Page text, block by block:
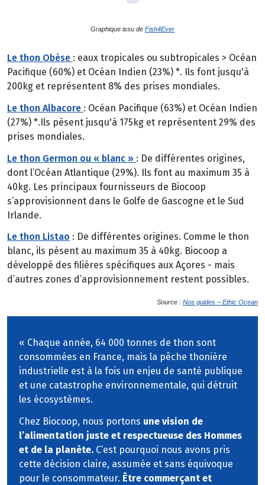
Graphique issu de Fish4Ever
Le thon Obèse : eaux tropicales ou subtropicales > Océan
Pacifique (60%) et Océan Indien (23%) *. Ils font jusqu'à
200kg et représentent 8% des prises mondiales.
Le thon Albacore : Océan Pacifique (63%) et Océan Indien
(27%) *.Ils pèsent jusqu'à 175kg et représentent 29% des
prises mondiales.
Le thon Germon ou « blanc » : De différentes origines,
dont l’Océan Atlantique (29%). Ils font au maximum 35 à
40kg. Les principaux fournisseurs de Biocoop
s’approvisionnent dans le Golfe de Gascogne et le Sud
Irlande.
Le thon Listao : De différentes origines. Comme le thon
blanc, ils pèsent au maximum 35 à 40kg. Biocoop a
développé des filières spécifiques aux Açores - mais
d’autres zones d’approvisionnement restent possibles.
Source : Nos guides – Ethic Ocean
« Chaque année, 64 000 tonnes de thon sont
consommées en France, mais la pêche thonière
industrielle est à la fois un enjeu de santé publique
et une catastrophe environnementale, qui détruit
les écosystèmes.
Chez Biocoop, nous portons une vision de
l’alimentation juste et respectueuse des Hommes
et de la planète. C’est pourquoi nous avons pris
cette décision claire, assumée et sans équivoque
pour le consommateur. Être commerçant et